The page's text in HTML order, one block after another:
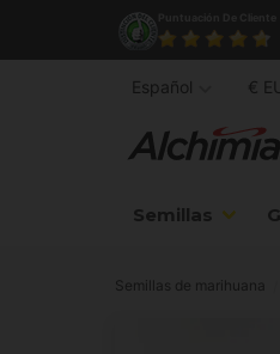
Semillas
Español €
Semillas de marihuana